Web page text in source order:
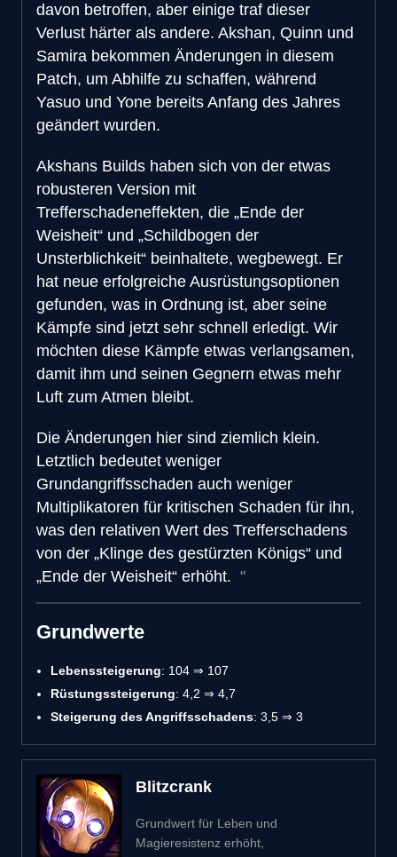
davon betroffen, aber einige traf dieser
Verlust härter als andere. Akshan, Quinn und
Samira bekommen Änderungen in diesem
Patch, um Abhilfe zu schaffen, während
Yasuo und Yone bereits Anfang des Jahres
geändert wurden.
Akshans Builds haben sich von der etwas
robusteren Version mit
Trefferschadeneffekten, die „Ende der
Weisheit“ und „Schildbogen der
Unsterblichkeit“ beinhaltete, wegbewegt. Er
hat neue erfolgreiche Ausrüstungsoptionen
gefunden, was in Ordnung ist, aber seine
Kämpfe sind jetzt sehr schnell erledigt. Wir
möchten diese Kämpfe etwas verlangsamen,
damit ihm und seinen Gegnern etwas mehr
Luft zum Atmen bleibt.
Die Änderungen hier sind ziemlich klein.
Letztlich bedeutet weniger
Grundangriffsschaden auch weniger
Multiplikatoren für kritischen Schaden für ihn,
was den relativen Wert des Trefferschadens
von der „Klinge des gestürzten Königs“ und
„Ende der Weisheit“ erhöht.
Grundwerte
Lebenssteigerung: 104 ⇒ 107
Rüstungssteigerung: 4,2 ⇒ 4,7
Steigerung des Angriffsschadens: 3,5 ⇒ 3
Blitzcrank
Grundwert für Leben und
Magieresistenz erhöht,